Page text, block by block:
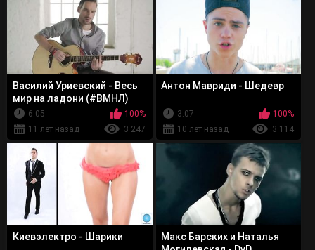
Василий Уриевский - Весь
мир на ладони (#ВМНЛ)
6:05
100%
11 лет назад
3 247
Антон Мавриди - Шедевр
3:07
100%
10 лет назад
3 114
Киевэлектро - Шарики
Макс Барских и Наталья